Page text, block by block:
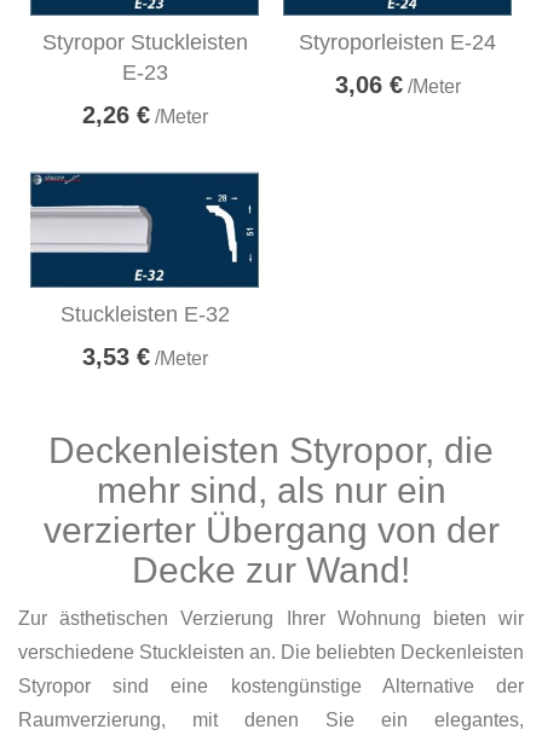
Styropor Stuckleisten
E-23
2,26 €/Meter
Styroporleisten E-24
3,06 €/Meter
Stuckleisten E-32
3,53 €/Meter
Deckenleisten Styropor, die
mehr sind, als nur ein
verzierter Übergang von der
Decke zur Wand!
Zur ästhetischen Verzierung Ihrer Wohnung bieten wir
verschiedene Stuckleisten an. Die beliebten Deckenleisten
Styropor sind eine kostengünstige Alternative der
Raumverzierung, mit denen Sie ein elegantes,